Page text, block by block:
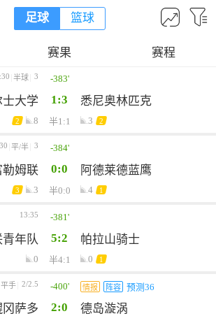
足球 篮球
赛果 赛程
半球 3 -383'
大学 1:3 悉尼奥林匹克
2 8 半1:1 3 2
平/半 3 -384'
勒姆联 0:0 阿德莱德蓝鹰
3 3 半0:0 4 1
13:35 -381'
青年队 5:2 帕拉山骑士
0 半4:1 0 1
平手 2/2.5 -400' 情报 阵容 预测36
萨多 2:0 德岛漩涡